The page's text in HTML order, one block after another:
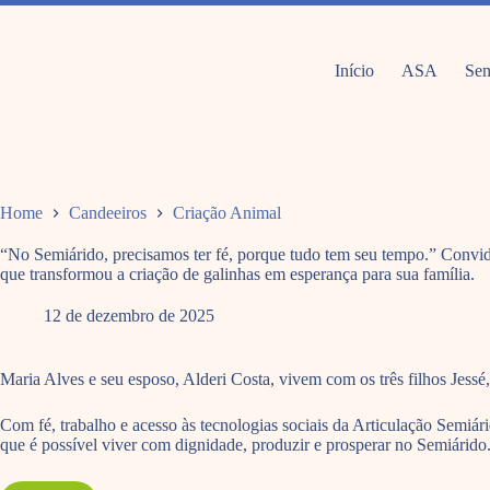
Pular
Início ASA
Home Candeeiros Criação Animal
“No Semiárido, precisamos ter fé, porque tudo tem seu tempo.”
que transformou a criação de galinhas em esperança para sua família.
12 de dezembro de 2025
Maria Alves e seu esposo, Alderi Costa, vivem com os três filhos
Com fé, trabalho e acesso às tecnologias sociais da Articulação
que é possível viver com dignidade, produzir e prosperar no Semiárido.